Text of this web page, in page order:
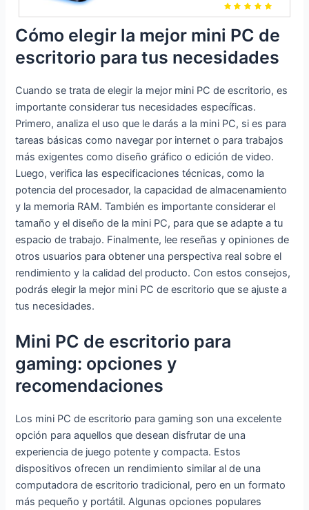
Computado
ra para
scuela
Ordenadore
s de
Sobremesa,
@60HZ,BT
4.2/WiFi6,R
J45,Mini
Computado
ra para
Negocios/E
scuela
(hasta 3,6
GHz), 16GB
LPDDR5
SSD Mini
Ordenador
de
Escritorio
Windows 11
Pro,
Compatible
con LAN
Dual,
3*HDMI,
USB 3.0,
2.4/5G, 4K
UHD
Cómo elegir la mejor mini PC de
escritorio para tus necesidades
Cuando se trata de elegir la mejor mini PC de escritorio, es
importante considerar tus necesidades específicas.
Primero, analiza el uso que le darás a la mini PC, si es para
tareas básicas como navegar por internet o para trabajos
más exigentes como diseño gráfico o edición de video.
Luego, verifica las especificaciones técnicas, como la
potencia del procesador, la capacidad de almacenamiento
y la memoria RAM. También es importante considerar el
tamaño y el diseño de la mini PC, para que se adapte a tu
espacio de trabajo. Finalmente, lee reseñas y opiniones de
otros usuarios para obtener una perspectiva real sobre el
rendimiento y la calidad del producto. Con estos consejos,
podrás elegir la mejor mini PC de escritorio que se ajuste a
tus necesidades.
Mini PC de escritorio para
gaming: opciones y
recomendaciones
Los mini PC de escritorio para gaming son una excelente
opción para aquellos que desean disfrutar de una
experiencia de juego potente y compacta. Estos
dispositivos ofrecen un rendimiento similar al de una
computadora de escritorio tradicional, pero en un formato
más pequeño y portátil. Algunas opciones populares